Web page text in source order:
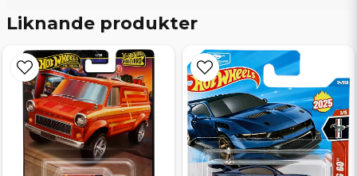
Liknande produkter